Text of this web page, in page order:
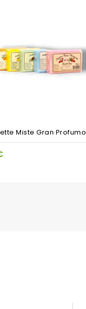
Miste Gran Profumo